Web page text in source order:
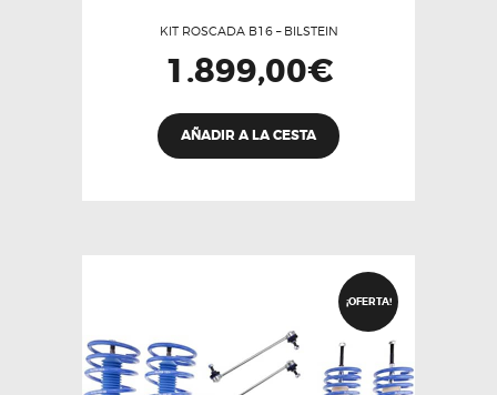
KIT ROSCADA B16 – BILSTEIN
1.899,00€
AÑADIR A LA CESTA
opciones
se
pueden
elegir
¡OFERTA!